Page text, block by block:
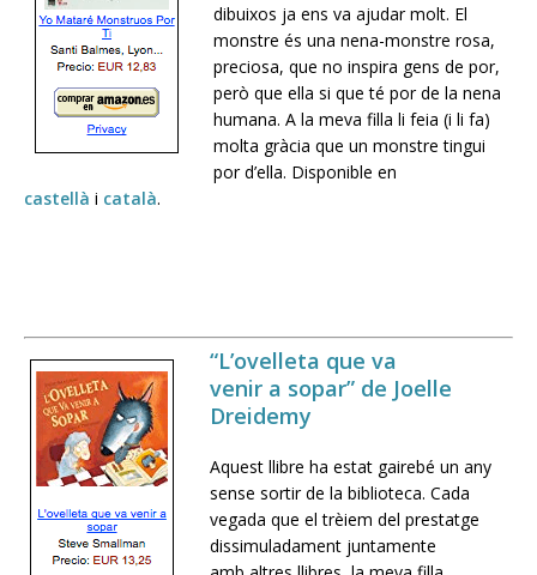
dibuixos ja ens va ajudar molt. El
monstre és una nena-monstre rosa,
preciosa, que no inspira gens de por,
però que ella si que té por de la nena
humana. A la meva filla li feia (i li fa)
molta gràcia que un monstre tingui
por d’ella. Disponible en
castellà i català.
“L’ovelleta que va
venir a sopar” de Joelle
Dreidemy
Aquest llibre ha estat gairebé un any
sense sortir de la biblioteca. Cada
vegada que el trèiem del prestatge
dissimuladament juntamente